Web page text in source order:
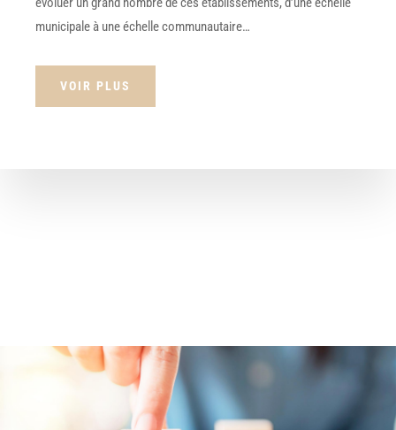
municipale à une échelle communautaire…
VOIR PLUS